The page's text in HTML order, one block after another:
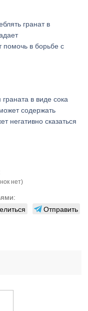
гранат в
помочь в борьбе с
в виде сока
содержать
негативно сказаться
нет)
Отправить